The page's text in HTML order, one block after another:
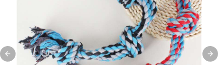
Previous slide